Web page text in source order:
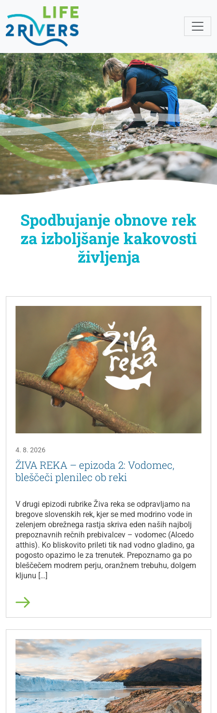
Spodbujanje obnove rek
za izboljšanje kakovosti
življenja
4. 8. 2026
ŽIVA REKA – epizoda 2: Vodomec,
bleščeči plenilec ob reki
V drugi epizodi rubrike Živa reka se odpravljamo na
bregove slovenskih rek, kjer se med modrino vode in
zelenjem obrežnega rastja skriva eden naših najbolj
prepoznavnih rečnih prebivalcev – vodomec (Alcedo
atthis). Ko bliskovito prileti tik nad vodno gladino, ga
pogosto opazimo le za trenutek. Prepoznamo ga po
bleščečem modrem perju, oranžnem trebuhu, dolgem
kljunu […]
Preberi več